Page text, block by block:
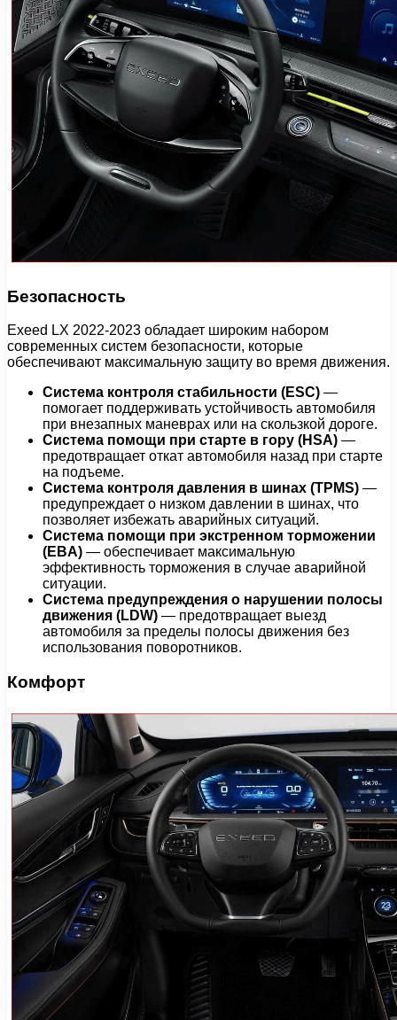
Безопасность
Exeed LX 2022-2023 обладает широким набором
современных систем безопасности, которые
обеспечивают максимальную защиту во время движения.
Система контроля стабильности (ESC) —
помогает поддерживать устойчивость автомобиля
при внезапных маневрах или на скользкой дороге.
Система помощи при старте в гору (HSA) —
предотвращает откат автомобиля назад при старте
на подъеме.
Система контроля давления в шинах (TPMS) —
предупреждает о низком давлении в шинах, что
позволяет избежать аварийных ситуаций.
Система помощи при экстренном торможении
(EBA) — обеспечивает максимальную
эффективность торможения в случае аварийной
ситуации.
Система предупреждения о нарушении полосы
движения (LDW) — предотвращает выезд
автомобиля за пределы полосы движения без
использования поворотников.
Комфорт